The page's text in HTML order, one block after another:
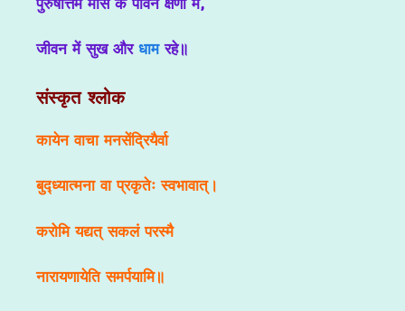
जीवन में सुख औरधामरहे॥
संस्कृत श्लोक
कायेन वाचा मनसेंद्रियैर्वा
बुद्ध्यात्मना वा प्रकृतेः स्वभावात्।
करोमि यद्यत् सकलं परस्मै
नारायणायेति समर्पयामि॥